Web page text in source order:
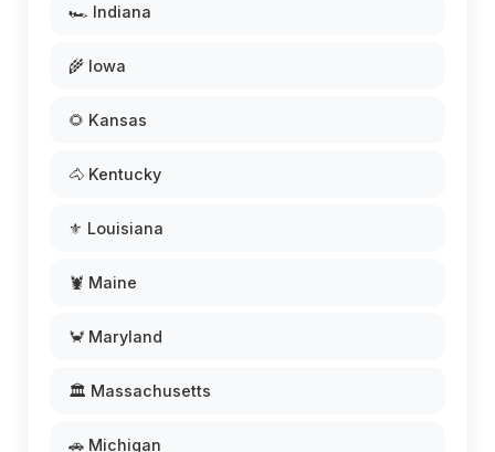
🏎️ Indiana
🌾 Iowa
🌻 Kansas
🐴 Kentucky
⚜️ Louisiana
🦞 Maine
🦀 Maryland
🏛️ Massachusetts
🚗 Michigan